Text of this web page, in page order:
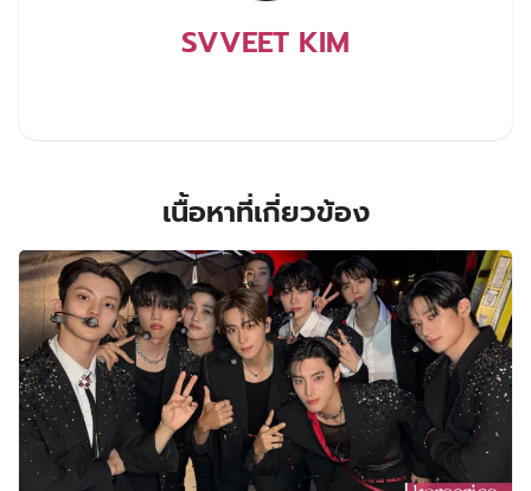
SVVEET KIM
เนื้อหาที่เกี่ยวข้อง